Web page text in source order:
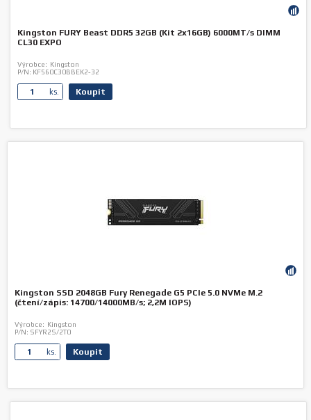
Kingston FURY Beast DDR5 32GB (Kit 2x16GB) 6000MT/s DIMM
CL30 EXPO
Výrobce: Kingston
P/N: KF560C30BBEK2-32
ks. Koupit
Kingston SSD 2048GB Fury Renegade G5 PCIe 5.0 NVMe M.2
(čtení/zápis: 14700/14000MB/s; 2,2M IOPS)
Výrobce: Kingston
P/N: SFYR2S/2T0
ks. Koupit